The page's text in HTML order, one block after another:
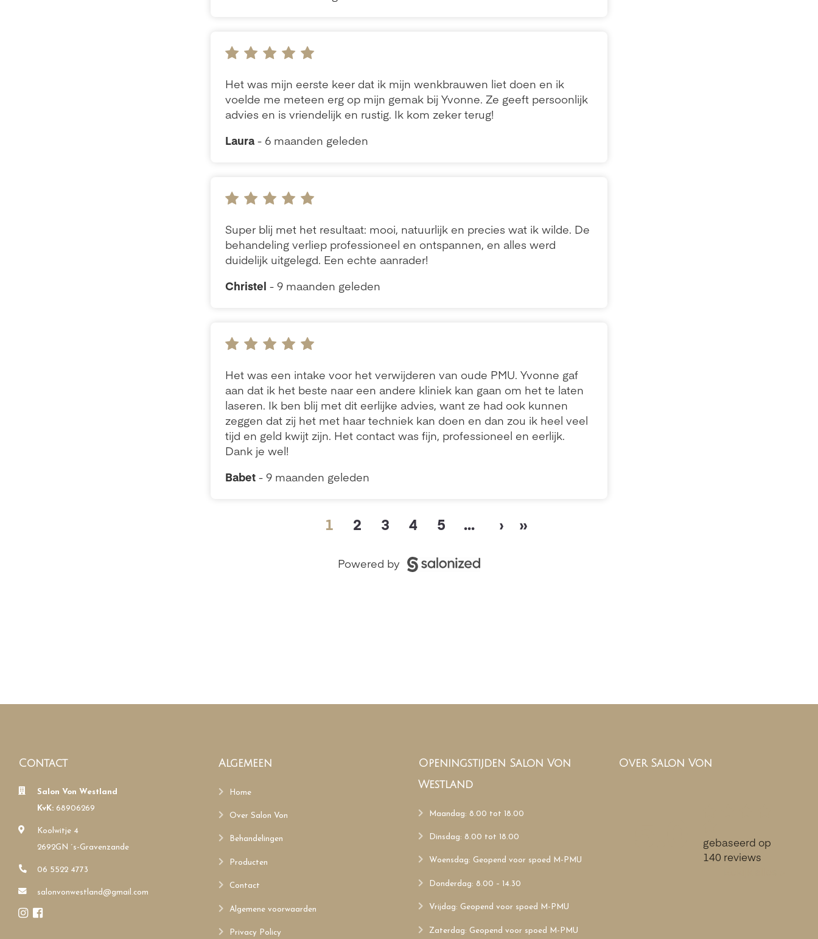
Contact
Salon Von Westland
KvK:68906269
Koolwitje 4
2692GN ´s-Gravenzande
06 5522 4773
salonvonwestland@gmail.com
Algemeen
Home
Over Salon Von
Behandelingen
Producten
Contact
Algemene voorwaarden
Privacy Policy
Openingstijden Salon Von
Westland
Maandag: 8.00 tot 18.00
Dinsdag: 8.00 tot 18.00
Woensdag: Geopend voor spoed M-PMU
Donderdag: 8.00 – 14.30
Vrijdag: Geopend voor spoed M-PMU
Zaterdag: Geopend voor spoed M-PMU
Over Salon Von